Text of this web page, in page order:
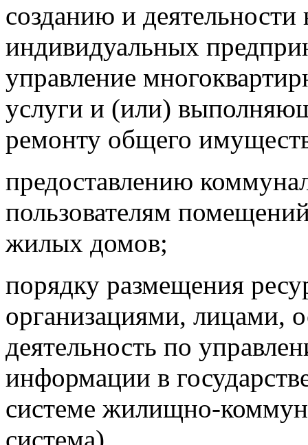
созданию и
индивидуальных
управление
услуги и (или)
ремонту общего
предоставлению
пользователям
жилых домов;
порядку размещения
организациями, лицами,
деятельность по
информации в
системе жилищно-